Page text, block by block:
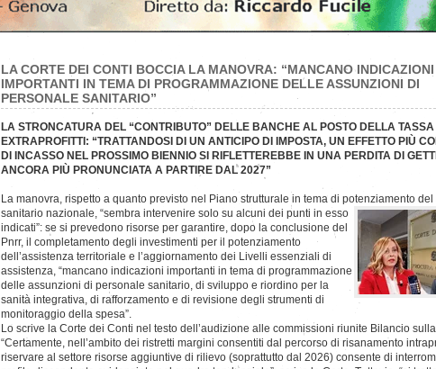
LA CORTE DEI CONTI BOCCIA LA MANOVRA: “MANCANO INDICAZIONI
IMPORTANTI IN TEMA DI PROGRAMMAZIONE DELLE ASSUNZIONI DI
PERSONALE SANITARIO”
LA STRONCATURA DEL “CONTRIBUTO” DELLE BANCHE AL POSTO DELLA TASSA
EXTRAPROFITTI: “TRATTANDOSI DI UN ANTICIPO DI IMPOSTA, UN EFFETTO PIÙ
DI INCASSO NEL PROSSIMO BIENNIO SI RIFLETTEREBBE IN UNA PERDITA DI
ANCORA PIÙ PRONUNCIATA A PARTIRE DAL 2027”
La manovra, rispetto a quanto previsto nel Piano strutturale in tema di potenziamento del
sanitario nazionale, “sembra intervenire solo su alcuni dei punti in esso
indicati”: se si prevedono risorse per garantire, dopo la conclusione del
Pnrr, il completamento degli investimenti per il potenziamento
dell’assistenza territoriale e l’aggiornamento dei Livelli essenziali di
assistenza, “mancano indicazioni importanti in tema di programmazione
delle assunzioni di personale sanitario, di sviluppo e riordino per la
sanità integrativa, di rafforzamento e di revisione degli strumenti di
monitoraggio della spesa”.
Lo scrive la Corte dei Conti nel testo dell’audizione alle commissioni riunite Bilancio
“Certamente, nell’ambito dei ristretti margini consentiti dal percorso di risanamento
riservare al settore risorse aggiuntive di rilievo (soprattutto dal 2026) consente di